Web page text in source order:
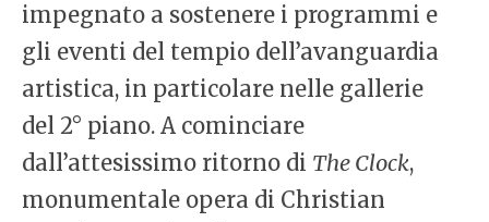
impegnato a sostenere i programmi e
gli eventi del tempio dell’avanguardia
artistica, in particolare nelle gallerie
del 2° piano. A cominciare
dall’attesissimo ritorno di The Clock,
monumentale opera di Christian